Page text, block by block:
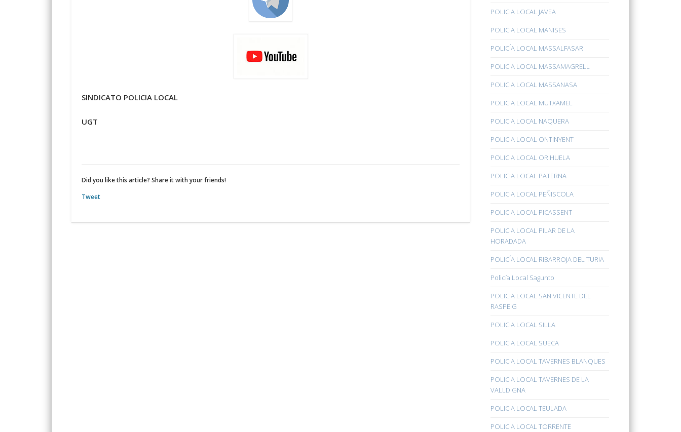
SINDICATO POLICIA LOCAL
UGT
Did you like this article? Share it with your friends!
Tweet
POLICIA LOCAL JAVEA
POLICIA LOCAL MANISES
POLICÍA LOCAL MASSALFASAR
POLICIA LOCAL MASSAMAGRELL
POLICIA LOCAL MASSANASA
POLICIA LOCAL MUTXAMEL
POLICIA LOCAL NAQUERA
POLICIA LOCAL ONTINYENT
POLICIA LOCAL ORIHUELA
POLICIA LOCAL PATERNA
POLICIA LOCAL PEÑISCOLA
POLICIA LOCAL PICASSENT
POLICIA LOCAL PILAR DE LA
HORADADA
POLICÍA LOCAL RIBARROJA DEL TURIA
Policía Local Sagunto
POLICIA LOCAL SAN VICENTE DEL
RASPEIG
POLICIA LOCAL SILLA
POLICIA LOCAL SUECA
POLICIA LOCAL TAVERNES BLANQUES
POLICIA LOCAL TAVERNES DE LA
VALLDIGNA
POLICIA LOCAL TEULADA
POLICIA LOCAL TORRENTE